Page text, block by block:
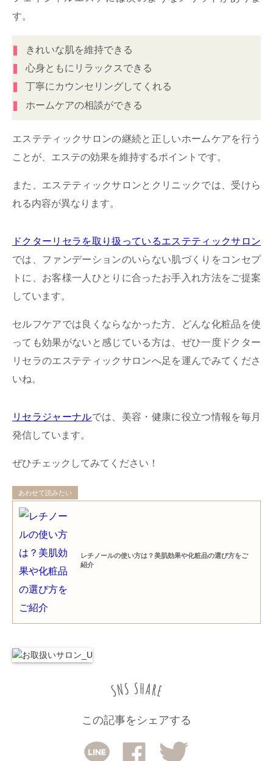
す。
きれいな肌を維持できる
心身ともにリラックスできる
丁寧にカウンセリングしてくれる
ホームケアの相談ができる
エステティックサロンの継続と正しいホームケアを行う
ことが、エステの効果を維持するポイントです。
また、エステティックサロンとクリニックでは、受けら
れる内容が異なります。
ドクターリセラを取り扱っているエステティックサロン
では、ファンデーションのいらない肌づくりをコンセプ
トに、お客様一人ひとりに合ったお手入れ方法をご提案
しています。
セルフケアでは良くならなかった方、どんな化粧品を使
っても効果がないと感じている方は、ぜひ一度ドクター
リセラのエステティックサロンへ足を運んでみてくださ
いね。
リセラジャーナルでは、美容・健康に役立つ情報を毎月
発信しています。
ぜひチェックしてみてください！
あわせて読みたい
レチノールの使い方は？美肌効果や化粧品の選び方をご
紹介
この記事をシェアする